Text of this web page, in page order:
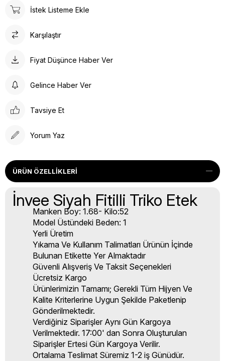
İstek Listeme Ekle
Karşılaştır
Fiyat Düşünce Haber Ver
Gelince Haber Ver
Tavsiye Et
Yorum Yaz
ÜRÜN ÖZELLIKLERI
İnvee Siyah Fitilli Triko Etek
Manken Boy: 1.68- Kilo:52
Model Üstündeki Beden: 1
Yerli Üretim
Yıkama Ve Kullanım Talimatları Ürünün İçinde
Bulunan Etikette Yer Almaktadır
Güvenli Alışveriş Ve Taksit Seçenekleri
Ücretsiz Kargo
Ürünlerimizin Tamamı; Gerekli Tüm Hijyen Ve
Kalite Kriterlerine Uygun Şekilde Paketlenip
Gönderilmektedir.
Verdiğiniz Siparişler Aynı Gün Kargoya
Verilmektedir. 17:00' dan Sonra Oluşturulan
Siparişler Ertesi Gün Kargoya Verilir.
Ortalama Teslimat Süremiz 1-2 iş Günüdür.